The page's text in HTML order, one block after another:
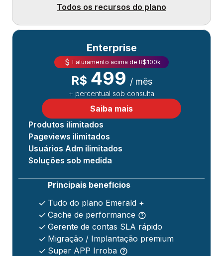
Todos os recursos do plano
Enterprise
Faturamento acima de R$100k
R$ 499 / mês
+ percentual sob consulta
Saiba mais
Produtos ilimitados
Pageviews ilimitados
Usuários Adm ilimitados
Soluções sob medida
Principais benefícios
Tudo do plano Emerald +
Cache de performance
Gerente de contas SLA rápido
Migração / Implantação premium
Super APP Irroba